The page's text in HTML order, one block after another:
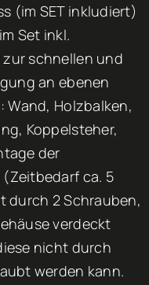
(im SET inkludiert)
Set inkl.
schnellen und
an ebenen
Wand, Holzbalken,
Koppelsteher,
der
ca. 5
durch 2 Schrauben,
verdeckt
nicht durch
werden kann.